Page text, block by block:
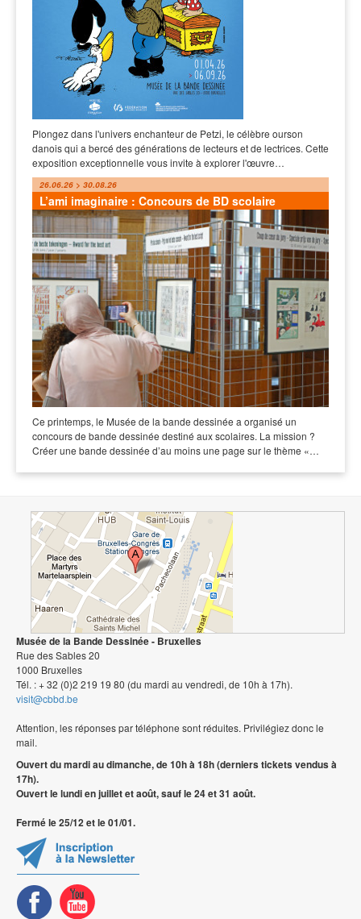
Plongez dans l'univers enchanteur de Petzi, le célèbre ourson
danois qui a bercé des générations de lecteurs et de lectrices. Cette
exposition exceptionnelle vous invite à explorer l'œuvre…
26.06.26 > 30.08.26
L’ami imaginaire : Concours de BD scolaire
Ce printemps, le Musée de la bande dessinée a organisé un
concours de bande dessinée destiné aux scolaires. La mission ?
Créer une bande dessinée d’au moins une page sur le thème «…
Musée de la Bande Dessinée - Bruxelles
Rue des Sables 20
1000 Bruxelles
Tél. : + 32 (0)2 219 19 80 (du mardi au vendredi, de 10h à 17h).
visit@cbbd.be
Attention, les réponses par téléphone sont réduites. Privilégiez donc le
mail.
Ouvert du mardi au dimanche, de 10h à 18h (derniers tickets vendus à
17h).
Ouvert le lundi en juillet et août, sauf le 24 et 31 août.
Fermé le 25/12 et le 01/01.